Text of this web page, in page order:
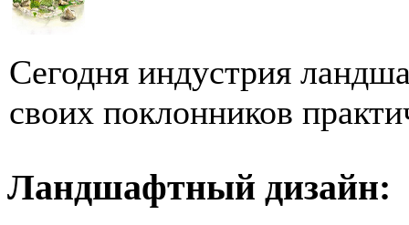
Сегодня индустрия
своих поклонников
Ландшафтный дизайн: